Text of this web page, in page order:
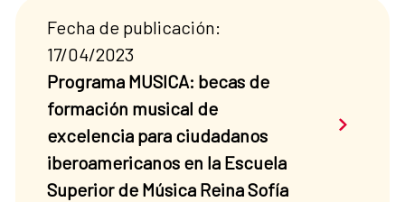
Fecha de publicación:
17/04/2023
Programa MUSICA: becas de
formación musical de
excelencia para ciudadanos
iberoamericanos en la Escuela
Superior de Música Reina Sofía
Saber